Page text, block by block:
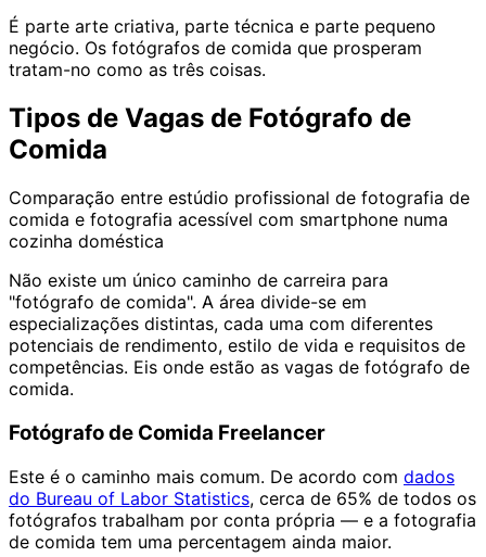
É parte arte criativa, parte técnica e parte pequeno
negócio. Os fotógrafos de comida que prosperam
tratam-no como as três coisas.
Tipos de Vagas de Fotógrafo de
Comida
Comparação entre estúdio profissional de fotografia de
comida e fotografia acessível com smartphone numa
cozinha doméstica
Não existe um único caminho de carreira para
"fotógrafo de comida". A área divide-se em
especializações distintas, cada uma com diferentes
potenciais de rendimento, estilo de vida e requisitos de
competências. Eis onde estão as vagas de fotógrafo de
comida.
Fotógrafo de Comida Freelancer
Este é o caminho mais comum. De acordo com dados
do Bureau of Labor Statistics, cerca de 65% de todos os
fotógrafos trabalham por conta própria — e a fotografia
de comida tem uma percentagem ainda maior.